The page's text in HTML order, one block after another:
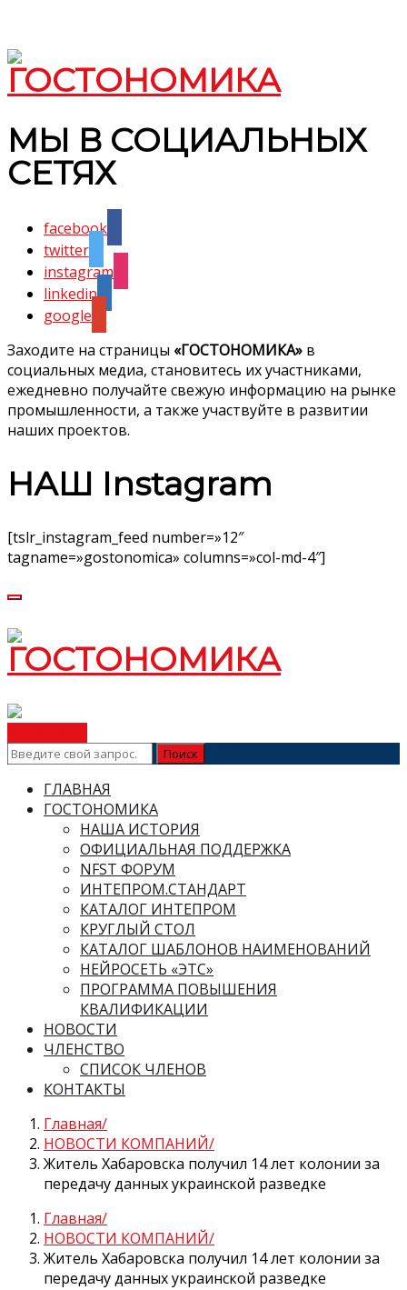
МЫ В СОЦИАЛЬНЫХ
СЕТЯХ
facebook
twitter
instagram
linkedin
google
Заходите на страницы «ГОСТОНОМИКА» в
социальных медиа, становитесь их участниками,
ежедневно получайте свежую информацию на рынке
промышленности, а также участвуйте в развитии
наших проектов.
НАШ Instagram
[tslr_instagram_feed number=»12″
tagname=»gostonomica» columns=»col-md-4″]
ГЛАВНАЯ
ГОСТОНОМИКА
НАША ИСТОРИЯ
ОФИЦИАЛЬНАЯ ПОДДЕРЖКА
NFST ФОРУМ
ИНТЕПРОМ.СТАНДАРТ
КАТАЛОГ ИНТЕПРОМ
КРУГЛЫЙ СТОЛ
КАТАЛОГ ШАБЛОНОВ НАИМЕНОВАНИЙ
НЕЙРОСЕТЬ «ЭТС»
ПРОГРАММА ПОВЫШЕНИЯ
КВАЛИФИКАЦИИ
НОВОСТИ
ЧЛЕНСТВО
СПИСОК ЧЛЕНОВ
КОНТАКТЫ
Главная
НОВОСТИ КОМПАНИЙ
Житель Хабаровска получил 14 лет колонии за
передачу данных украинской разведке
Главная
НОВОСТИ КОМПАНИЙ
Житель Хабаровска получил 14 лет колонии за
передачу данных украинской разведке